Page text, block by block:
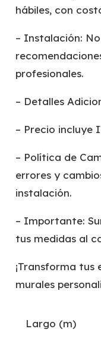
hábiles, con
– Instalación:
profesionales.
– Detalles
– Precio incluye
– Política de
errores y
instalación.
– Importante:
tus medidas al
¡Transforma tus
murales
Largo (m)